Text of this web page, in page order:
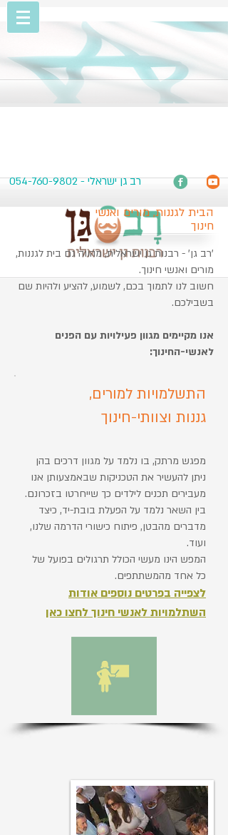
רב גן ישראלי -054-760-9802
הבית לגננות, מורים ואנשי
חינוך
'רב גן' - רבנות גן ישראלית, מהווה גם בית לגננות,
מורים ואנשי חינוך.
חשוב לנו לתמוך בכם, לשמוע, להציע ולהיות שם
בשבילכם.
אנו מקיימים מגוון פעילויות עם הפנים
לאנשי-החינוך:
התשלמויות למורים,
גננות וצוותי-חינוך
מפגש מרתק, בו נלמד על מגוון דרכים בהן
ניתן להעשיר את הטכניקות שבאמצעותן אנו
מעבירים תכנים לילדים כך שייחרטו בזכרונם.
בין השאר נלמד על הפעלת בובת-יד, כיצד
מדברים מהבטן, פיתוח כישורי הדרמה שלנו,
ועוד.
המפש הינו מעשי הכולל תרגולים בפועל של
כל אחד מהמשתתפים.
לצפייה בפרטים נוספים אודות
השתלמויות לאנשי חינוך לחצו כאן